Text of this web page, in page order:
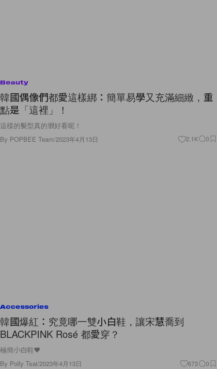
Beauty
韓國偶像們都愛這樣綁：簡單易學又充滿細緻，重
點是「這裡」！
這樣的髮型真的很好看呢！
By POPBEE Team/2023年4月13日 2.1K 0
Accessories
韓國爆紅：究竟哪一雙小白鞋，讓宋慧喬到
BLACKPINK Rosé 都愛穿？
極簡小白鞋🖤
By Polly Tsai/2023年4月13日 673 0